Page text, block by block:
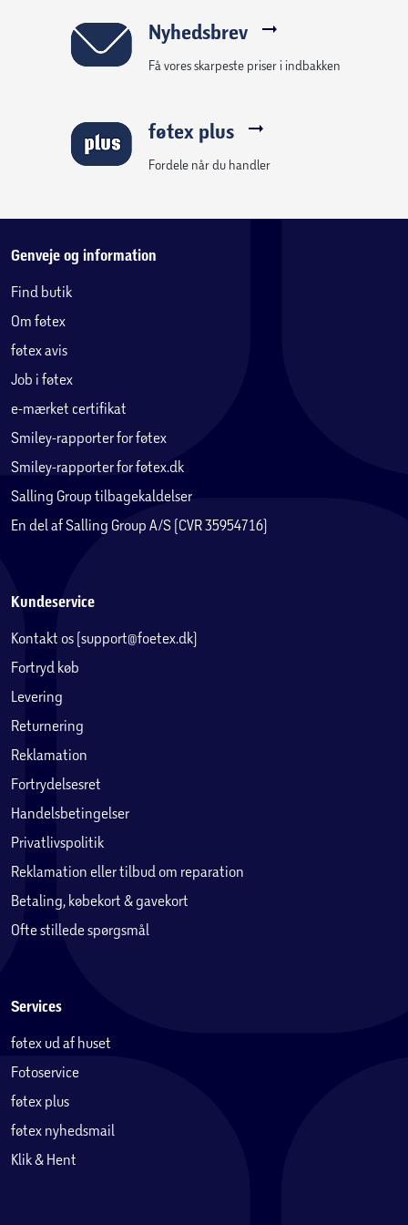
Ideel til børn i skolealderen
Let og holdbar i brug
Nyhedsbrev
Få vores skarpeste priser i indbakken
føtex plus
Fordele når du handler
Genveje og information
Find butik
Om føtex
føtex avis
Job i føtex
e-mærket certifikat
Smiley-rapporter for føtex
Smiley-rapporter for føtex.dk
Salling Group tilbagekaldelser
En del af Salling Group A/S (CVR 35954716)
Kundeservice
Kontakt os (support@foetex.dk)
Fortryd køb
Levering
Returnering
Reklamation
Fortrydelsesret
Handelsbetingelser
Privatlivspolitik
Reklamation eller tilbud om reparation
Betaling, købekort & gavekort
Ofte stillede spørgsmål
Services
føtex ud af huset
Fotoservice
føtex plus
føtex nyhedsmail
Klik & Hent